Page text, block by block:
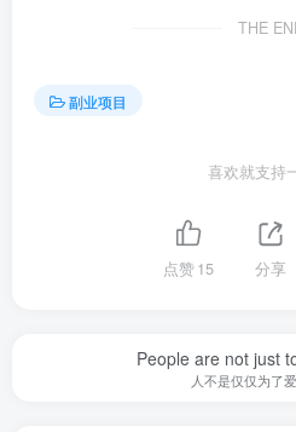
THE
副业项目
喜欢就支持
点赞15 分享
People are not just
人不是仅仅为了